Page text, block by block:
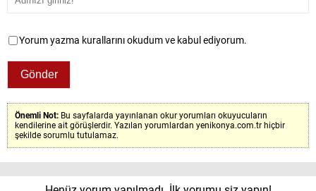
Yorum yazma kurallarını okudum ve kabul ediyorum.
Önemli Not: Bu sayfalarda yayınlanan okur yorumları okuyucuların
kendilerine ait görüşlerdir. Yazılan yorumlardan yenikonya.com.tr hiçbir
şekilde sorumlu tutulamaz.